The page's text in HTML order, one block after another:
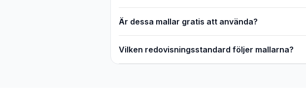
Är dessa mallar gratis att använda?
Vilken redovisningsstandard följer mallarna?